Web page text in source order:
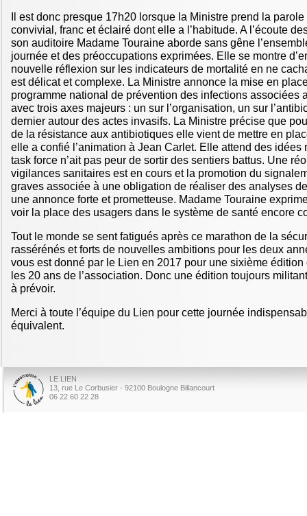
Il est donc presque 17h20 lorsque la Ministre prend la
convivial, franc et éclairé dont elle a l’habitude. A l’écoute
son auditoire Madame Touraine aborde sans gêne
journée et des préoccupations exprimées. Elle se montre
nouvelle réflexion sur les indicateurs de mortalité en ne
est délicat et complexe. La Ministre annonce la mise en
programme national de prévention des infections associées
avec trois axes majeurs : un sur l’organisation, un sur
dernier autour des actes invasifs. La Ministre précise que
de la résistance aux antibiotiques elle vient de mettre en
elle a confié l’animation à Jean Carlet. Elle attend des idées
task force n’ait pas peur de sortir des sentiers battus. Une
vigilances sanitaires est en cours et la promotion du
graves associée à une obligation de réaliser des analyses
une annonce forte et prometteuse. Madame Touraine
voir la place des usagers dans le système de santé encore
Tout le monde se sent fatigués après ce marathon de la
rassérénés et forts de nouvelles ambitions pour les deux
vous est donné par le Lien en 2017 pour une sixième
les 20 ans de l’association. Donc une édition toujours
à prévoir.
Merci à toute l’équipe du Lien pour cette journée
équivalent.
LE LIEN
13, rue Le Corbusier - 92100 Boulogne Billancourt
06 22 60 22 28